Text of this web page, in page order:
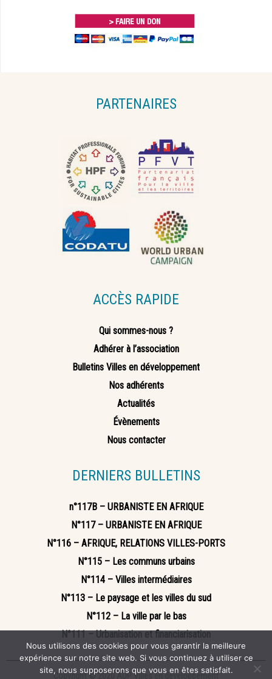
PARTENAIRES
ACCÈS RAPIDE
Qui sommes-nous ?
Adhérer à l’association
Bulletins Villes en développement
Nos adhérents
Actualités
Évènements
Nous contacter
DERNIERS BULLETINS
n°117B – URBANISTE EN AFRIQUE
N°117 – URBANISTE EN AFRIQUE
N°116 – AFRIQUE, RELATIONS VILLES-PORTS
N°115 – Les communs urbains
N°114 – Villes intermédiaires
N°113 – Le paysage et les villes du sud
N°112 – La ville par le bas
N°111 – Urbanisation et financiarisation
Copyright © 2020 ADP Villes en développement
Nous utilisons des cookies pour vous garantir la meilleure
expérience sur notre site web. Si vous continuez à utiliser ce
site, nous supposerons que vous en êtes satisfait.